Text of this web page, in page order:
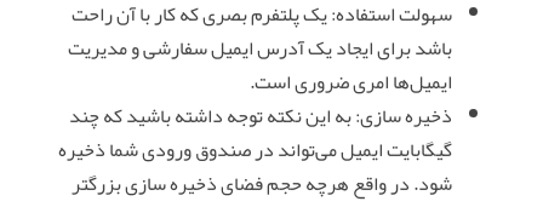
سهولت استفاده: یک پلتفرم بصری که کار با آن راحت
باشد برای ایجاد یک آدرس ایمیل سفارشی و مدیریت
ایمیل‌ها امری ضروری است.
ذخیره سازی: به این نکته توجه داشته باشید که چند
گیگابایت ایمیل می‌تواند در صندوق ورودی شما ذخیره
شود. در واقع هرچه حجم فضای ذخیره سازی بزرگتر